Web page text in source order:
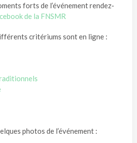
forts de l’événement rendez-
de la FNSMR
critériums sont en ligne :
photos de l’événement :